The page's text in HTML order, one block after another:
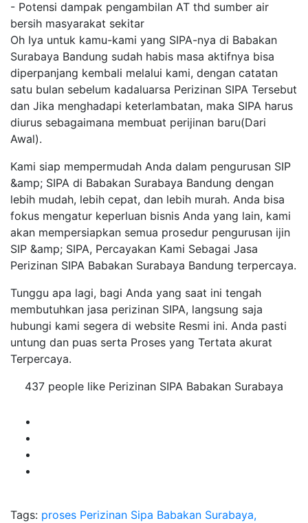
- Potensi dampak pengambilan AT thd sumber air
bersih masyarakat sekitar
Oh Iya untuk kamu-kami yang SIPA-nya di Babakan
Surabaya Bandung sudah habis masa aktifnya bisa
diperpanjang kembali melalui kami, dengan catatan
satu bulan sebelum kadaluarsa Perizinan SIPA Tersebut
dan Jika menghadapi keterlambatan, maka SIPA harus
diurus sebagaimana membuat perijinan baru(Dari
Awal).
Kami siap mempermudah Anda dalam pengurusan SIP
&amp; SIPA di Babakan Surabaya Bandung dengan
lebih mudah, lebih cepat, dan lebih murah. Anda bisa
fokus mengatur keperluan bisnis Anda yang lain, kami
akan mempersiapkan semua prosedur pengurusan ijin
SIP &amp; SIPA, Percayakan Kami Sebagai Jasa
Perizinan SIPA Babakan Surabaya Bandung terpercaya.
Tunggu apa lagi, bagi Anda yang saat ini tengah
membutuhkan jasa perizinan SIPA, langsung saja
hubungi kami segera di website Resmi ini. Anda pasti
untung dan puas serta Proses yang Tertata akurat
Terpercaya.
437 people like Perizinan SIPA Babakan Surabaya
Tags: proses Perizinan Sipa Babakan Surabaya,